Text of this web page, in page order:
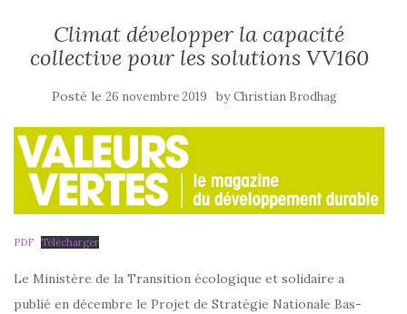
Climat développer la capacité
collective pour les solutions VV160
Posté le 26 novembre 2019 byChristian Brodhag
PDF Télécharger
Le Ministère de la Transition écologique et solidaire a
publié en décembre le Projet de Stratégie Nationale Bas-